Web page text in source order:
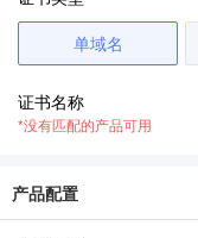
单域名
证书名称
*没有匹配的产品可用
产品配置